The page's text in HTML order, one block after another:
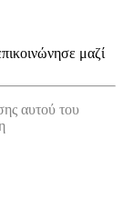
μαζί
αυτού του